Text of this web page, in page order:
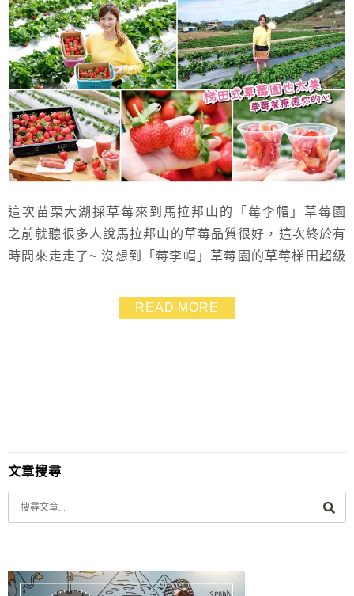
這次苗栗大湖採草莓來到馬拉邦山的「莓李帽」草莓園
之前就聽很多人說馬拉邦山的草莓品質很好，這次終於有
時間來走走了~ 沒想到「莓李帽」草莓園的草莓梯田超級
到十分放鬆 就算只是靜靜的坐在草莓園裡發呆，也覺得
此刻很美好 「莓李帽」草莓園不只適合全家大小來採草
READ MORE
文章搜尋